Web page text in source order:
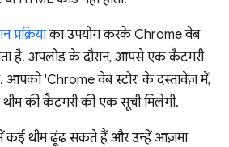
का उपयोग करके Chrome वेब
है. अपलोड के दौरान, आपसे एक कैटगरी
आपको 'Chrome वेब स्टोर' के दस्तावेज़ में,
थीम की कैटगरी की एक सूची मिलेगी.
कई थीम ढूंढ सकते हैं और उन्हें आज़मा